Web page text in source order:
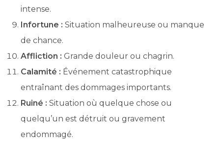
intense.
Infortune : Situation malheureuse ou manque
de chance.
Affliction : Grande douleur ou chagrin.
Calamité : Événement catastrophique
entraînant des dommages importants.
Ruiné : Situation où quelque chose ou
quelqu’un est détruit ou gravement
endommagé.